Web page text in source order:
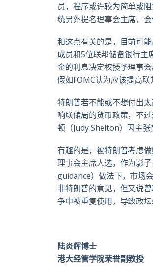
员，程序或许较为简单或
统另外提名理事会主席，
和这点有关的是，目前可
成员和5位联邦储备银行主
金的利息决定权授予理事
假如FOMC认为应该提高
特朗普若不能或不想付出
响联储局的货币政策，不
顿（Judy Shelton）因主张
有趣的是，被特朗普考虑
理事会主席人选，作为影
guidance）做法下，市场
非特朗普的意见，但又说
争中被重复使用，导致政坛
陆炎辉博士
港大经管学院荣誉副教授